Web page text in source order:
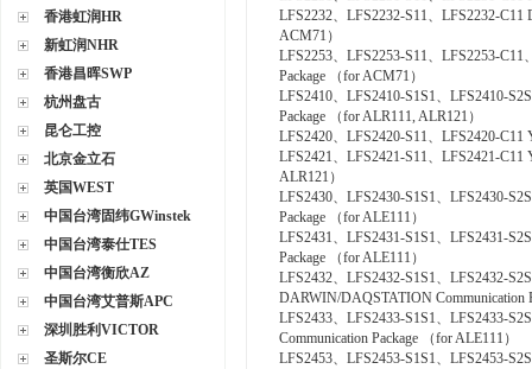
香港虹润HR
新虹润NHR
香港昌晖SWP
杭州盘古
昆仑工控
北京金立石
英国WEST
中国台湾固纬GWinstek
中国台湾泰仕TES
中国台湾衡欣AZ
中国台湾艾普斯APC
深圳胜利VICTOR
圣斯尔CE
LFS2232、LFS2232-S11、LFS2232-
ACM71）
LFS2253、LFS2253-S11、LFS2253-C11
Package （for ACM71）
LFS2410、LFS2410-S1S1、LFS2410-
Package （for ALR111, ALR121）
LFS2420、LFS2420-S11、LFS2420-C11
LFS2421、LFS2421-S11、LFS2421-C11
ALR121）
LFS2430、LFS2430-S1S1、LFS2430-
Package （for ALE111）
LFS2431、LFS2431-S1S1、LFS2431-
Package （for ALE111）
LFS2432、LFS2432-S1S1、LFS2432-
DARWIN/DAQSTATION Communication
LFS2433、LFS2433-S1S1、LFS2433-
Communication Package （for ALE111）
LFS2453、LFS2453-S1S1、LFS2453-